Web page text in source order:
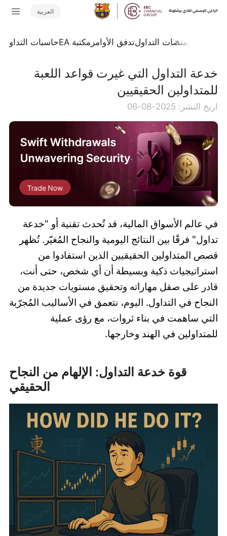
العربية
السوقمنصات التداولتدفق الأوامر مكتبة EA حاسبات التداول
خدعة التداول التي غيرت قواعد اللعبة
للمتداولين الحقيقيين
اريخ النشر: 2025-08-06
في عالم الأسواق المالية، قد تُحدث تقنية أو "خدعة
تداول" فرقًا بين النتائج اليومية والنجاح المُغيّر. تُظهر
قصص المتداولين الحقيقيين الذين استفادوا من
استراتيجيات ذكية وبسيطة أن أي شخص، حتى أنت،
قادر على صقل مهاراته وتحقيق مستويات جديدة من
النجاح في التداول. اليوم، نتعمق في الأساليب المُجرّبة
التي ساهمت في بناء ثروات، مع رؤى عملية
للمتداولين في الهند وخارجها.
قوة خدعة التداول: الإلهام من النجاح
الحقيقي